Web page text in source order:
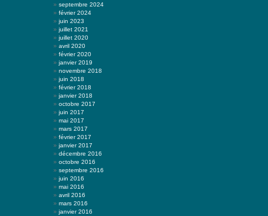
septembre 2024
février 2024
juin 2023
juillet 2021
juillet 2020
avril 2020
février 2020
janvier 2019
novembre 2018
juin 2018
février 2018
janvier 2018
octobre 2017
juin 2017
mai 2017
mars 2017
février 2017
janvier 2017
décembre 2016
octobre 2016
septembre 2016
juin 2016
mai 2016
avril 2016
mars 2016
janvier 2016